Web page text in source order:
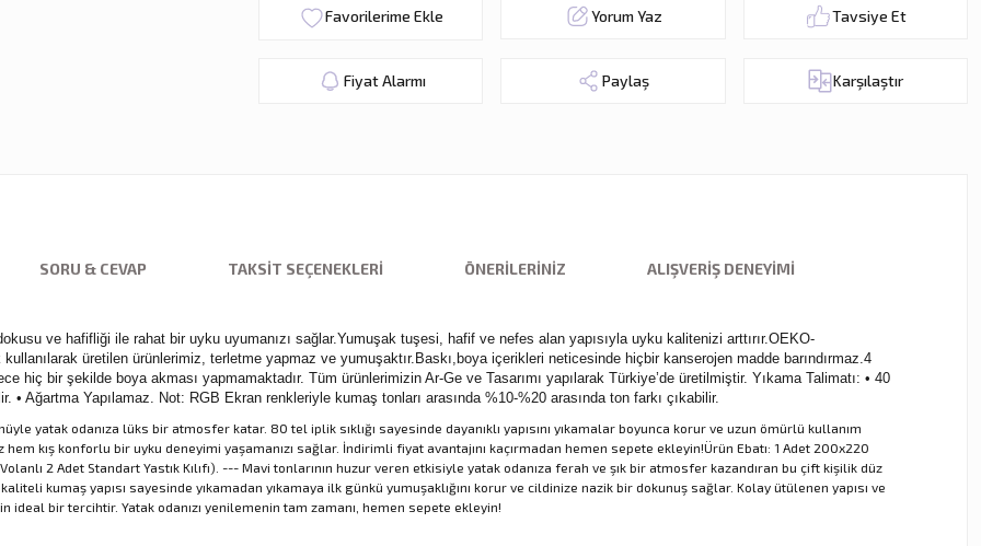
Yorum Yaz Tavsiye Et
Fiyat Alarmı Paylaş Karşılaştır
SORU & CEVAP TAKSIT SEÇENEKLERI ÖNERILERINIZ ALIŞVERIŞ DENEYIMI
ve hafifliği ile rahat bir uyku uyumanızı sağlar.Yumuşak tuşesi, hafif ve nefes alan yapısıyla uyku kalitenizi arttırır.OEKO-
üretilen ürünlerimiz, terletme yapmaz ve yumuşaktır.Baskı,boya içerikleri neticesinde hiçbir kanserojen madde barındırmaz.4
hiç bir şekilde boya akması yapmamaktadır. Tüm ürünlerimizin Ar-Ge ve Tasarımı yapılarak Türkiye’de üretilmiştir. Yıkama Talimatı: • 40
• Ağartma Yapılamaz. Not: RGB Ekran renkleriyle kumaş tonları arasında %10-%20 arasında ton farkı çıkabilir.
yatak odanıza lüks bir atmosfer katar. 80 tel iplik sıklığı sayesinde dayanıklı yapısını yıkamalar boyunca korur ve uzun ömürlü kullanım
kış konforlu bir uyku deneyimi yaşamanızı sağlar. İndirimli fiyat avantajını kaçırmadan hemen sepete ekleyin!Ürün Ebatı: 1 Adet 200x220
2 Adet Standart Yastık Kılıfı). --- Mavi tonlarının huzur veren etkisiyle yatak odanıza ferah ve şık bir atmosfer kazandıran bu çift kişilik düz
kumaş yapısı sayesinde yıkamadan yıkamaya ilk günkü yumuşaklığını korur ve cildinize nazik bir dokunuş sağlar. Kolay ütülenen yapısı ve
bir tercihtir. Yatak odanızı yenilemenin tam zamanı, hemen sepete ekleyin!